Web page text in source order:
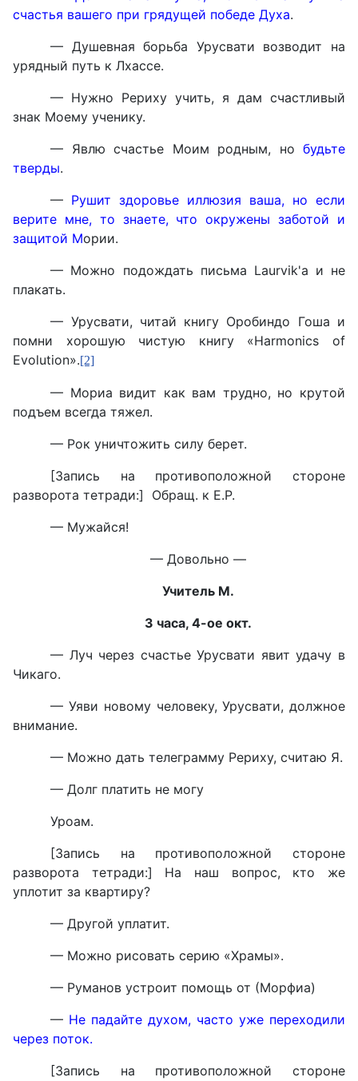
счастья вашего при грядущей победе Духа.
— Душевная борьба Урусвати возводит на
урядный путь к Лхассе.
— Нужно Рериху учить, я дам счастливый
знак Моему ученику.
— Явлю счастье Моим родным, но будьте
тверды.
— Рушит здоровье иллюзия ваша, но если
верите мне, то знаете, что окружены заботой и
защитой Мории.
— Можно подождать письма Laurvik'а и не
плакать.
— Урусвати, читай книгу Оробиндо Гоша и
помни хорошую чистую книгу «Harmonics of
Evolution».[2]
— Мориа видит как вам трудно, но крутой
подъем всегда тяжел.
— Рок уничтожить силу берет.
[Запись на противоположной стороне
разворота тетради:] Обращ. к Е.Р.
— Мужайся!
— Довольно —
Учитель М.
3 часа, 4-ое окт.
— Луч через счастье Урусвати явит удачу в
Чикаго.
— Уяви новому человеку, Урусвати, должное
внимание.
— Можно дать телеграмму Рериху, считаю Я.
— Долг платить не могу
Уроам.
[Запись на противоположной стороне
разворота тетради:] На наш вопрос, кто же
уплотит за квартиру?
— Другой уплатит.
— Можно рисовать серию «Храмы».
— Руманов устроит помощь от (Морфиа)
— Не падайте духом, часто уже переходили
через поток.
[Запись на противоположной стороне